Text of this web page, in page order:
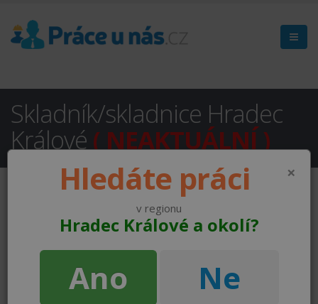
Skladník/skladnice Hradec
Králové ( NEAKTUÁLNÍ )
×
Hledáte práci
v regionu
Hradec Králové a okolí?
Ano Ne